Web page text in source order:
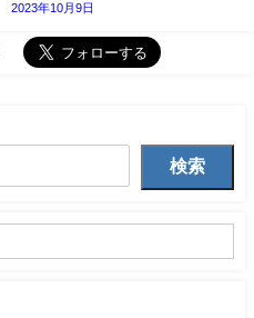
2023年10月9日
検索